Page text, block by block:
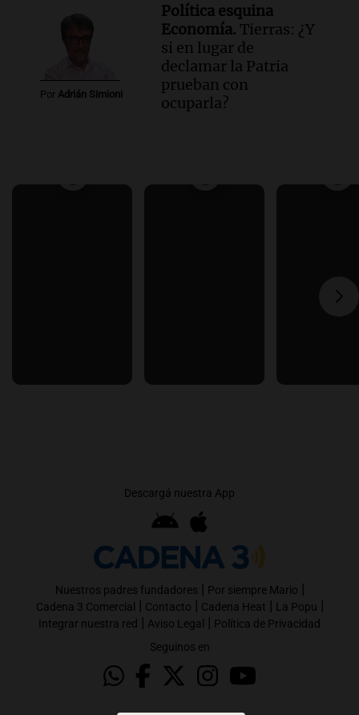
Por Adrián Simioni
Política esquina
Economía. Tierras: ¿Y
si en lugar de
declamar la Patria
prueban con
ocuparla?
Descargá nuestra App
Nuestros padres fundadores | Por siempre Mario |
Cadena 3 Comercial | Contacto | Cadena Heat | La Popu |
Integrar nuestra red | Aviso Legal | Política de Privacidad
Seguinos en